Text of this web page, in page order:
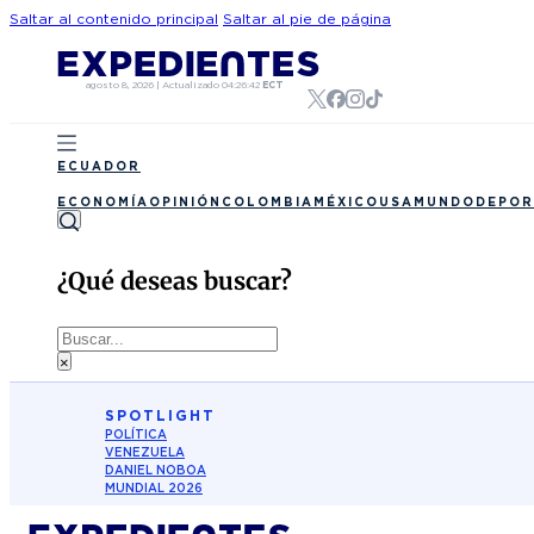
Saltar al contenido principal Saltar al pie de página
agosto 8, 2026 | Actualizado 04:26:42 ECT
ECUADOR
ECONOMÍA OPINIÓN COLOMBIA MÉXICO USA MUNDO
¿Qué deseas buscar?
Buscar
×
SPOTLIGHT
POLÍTICA
VENEZUELA
DANIEL NOBOA
MUNDIAL 2026